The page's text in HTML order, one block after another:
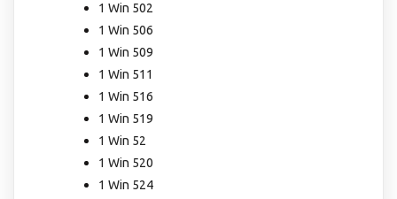
1 Win 502
1 Win 506
1 Win 509
1 Win 511
1 Win 516
1 Win 519
1 Win 52
1 Win 520
1 Win 524